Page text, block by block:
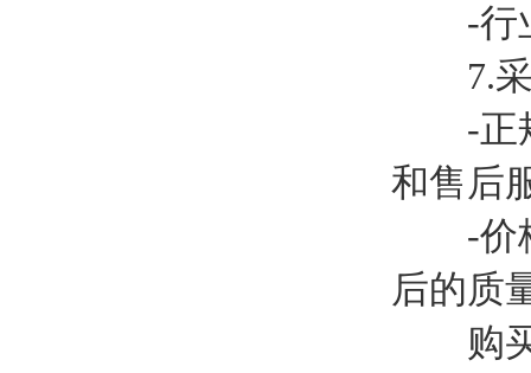
-行业
7.采
-正规
和售后
-价格
后的质
购